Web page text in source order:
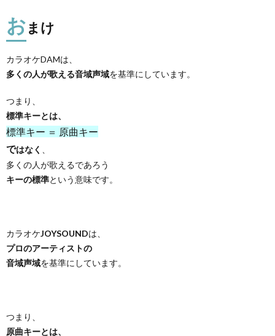
おまけ
カラオケDAMは、
多くの人が歌える音域声域を基準にしています。
つまり、
標準キーとは、
標準キー ＝ 原曲キー
ではなく
多くの人が歌えるであろう
キーの標準という意味です。
カラオケJOYSOUNDは、
プロのアーティストの
音域声域を基準にしています。
つまり、
原曲キーとは、